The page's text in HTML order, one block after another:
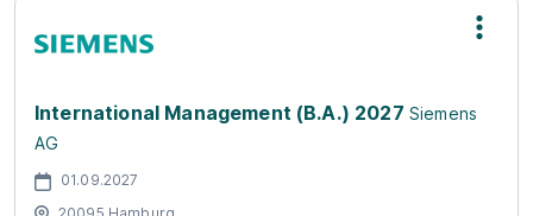
International Management (B.A.) 2027 Siemens
AG
01.09.2027
20095 Hamburg